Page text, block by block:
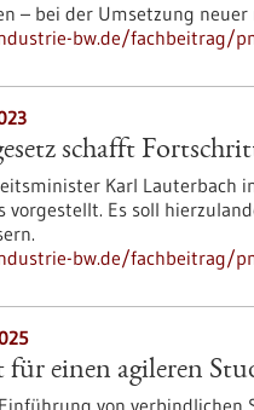
– bei der Umsetzung
bw.de/fachbeitrag/
schafft
Karl Lauterbach
vorgestellt. Es soll
bw.de/fachbeitrag/
einen agileren
von